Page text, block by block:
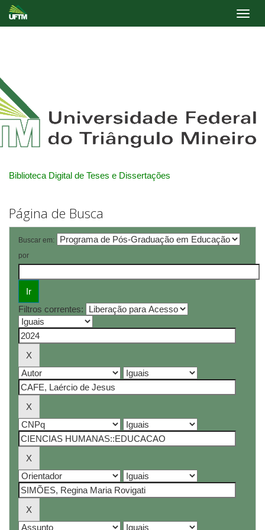
Biblioteca Digital de Teses e Dissertações
Página de Busca
Buscar em:
por
Filtros correntes: